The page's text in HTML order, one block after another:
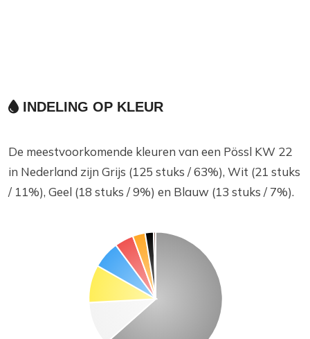
INDELING OP KLEUR
De meestvoorkomende kleuren van een Pössl KW 22
in Nederland zijn Grijs (125 stuks / 63%), Wit (21 stuks
/ 11%), Geel (18 stuks / 9%) en Blauw (13 stuks / 7%).